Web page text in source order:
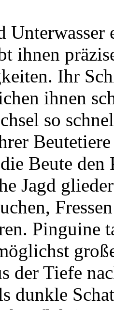
ihnen
Ihr
ihnen
so
Beute den
Jagd
Pinguine
der Tiefe
dunkle